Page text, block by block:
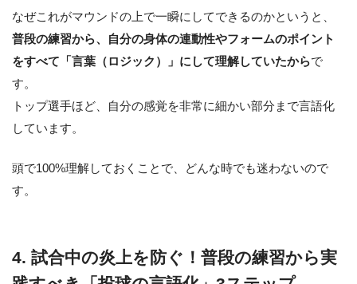
なぜこれがマウンドの上で一瞬にしてできるのかというと、
普段の練習から、自分の身体の連動性やフォームのポイント
をすべて「言葉（ロジック）」にして理解していたからで
す。
トップ選手ほど、自分の感覚を非常に細かい部分まで言語化
しています。
頭で100%理解しておくことで、どんな時でも迷わないので
す。
4. 試合中の炎上を防ぐ！普段の練習から実